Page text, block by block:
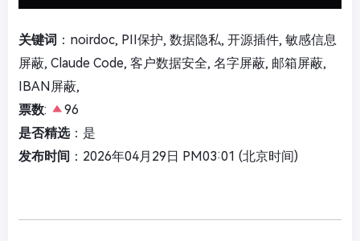
关键词 ：noirdoc, PII保护, 数据隐私, 开源插件, 敏感信息
屏蔽, Claude Code, 客户数据安全, 名字屏蔽, 邮箱屏蔽,
IBAN屏蔽,
票数:
96
是否精选：是
发布时间 ：2026年04月29日 PM03:01 (北京时间)